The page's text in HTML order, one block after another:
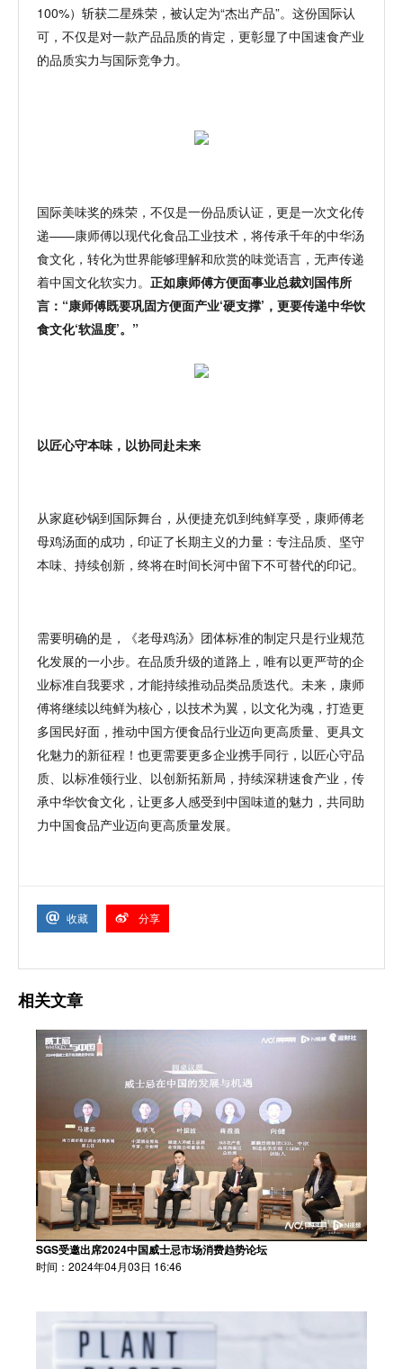
100%）斩获二星殊荣，被认定为“杰出产品”。这份国际认
可，不仅是对一款产品品质的肯定，更彰显了中国速食产业
的品质实力与国际竞争力。
国际美味奖的殊荣，不仅是一份品质认证，更是一次文化传
递——康师傅以现代化食品工业技术，将传承千年的中华汤
食文化，转化为世界能够理解和欣赏的味觉语言，无声传递
着中国文化软实力。 正如康师傅方便面事业总裁刘国伟所
言： “康师傅既要巩固方便面产业‘硬支撑’，更要传递中华饮
食文化‘软温度’。”
以匠心守本味，以协同赴未来
从家庭砂锅到国际舞台，从便捷充饥到纯鲜享受，康师傅老
母鸡汤面的成功，印证了长期主义的力量：专注品质、坚守
本味、持续创新，终将在时间长河中留下不可替代的印记。
需要明确的是，《老母鸡汤》团体标准的制定只是行业规范
化发展的一小步。在品质升级的道路上，唯有以更严苛的企
业标准自我要求，才能持续推动品类品质迭代。 未来，康师
傅将继续以纯鲜为核心，以技术为翼，以文化为魂，打造更
多国民好面，推动中国方便食品行业迈向更高质量、更具文
化魅力的新征程！也更需要更多企业携手同行，以匠心守品
质、以标准领行业、以创新拓新局，持续深耕速食产业，传
承中华饮食文化，让更多人感受到中国味道的魅力，共同助
力中国食品产业迈向更高质量发展。
收藏 分享
相关文章
SGS受邀出席2024中国威士忌市场消费趋势论坛
时间：2024年04月03日 16:46